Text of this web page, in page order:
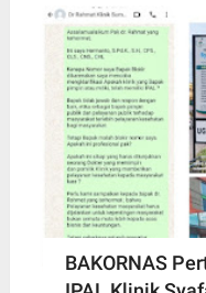
BAKORNAS